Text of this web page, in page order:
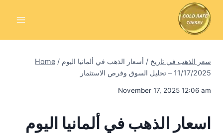
Home / سعر الذهب في تاريخ / أسعار الذهب في ألمانيا اليوم
11/17/2025 – تحليل السوق وفرص الاستثمار
November 17, 2025 12:06 am
اسعار الذهب في ألمانيا اليوم